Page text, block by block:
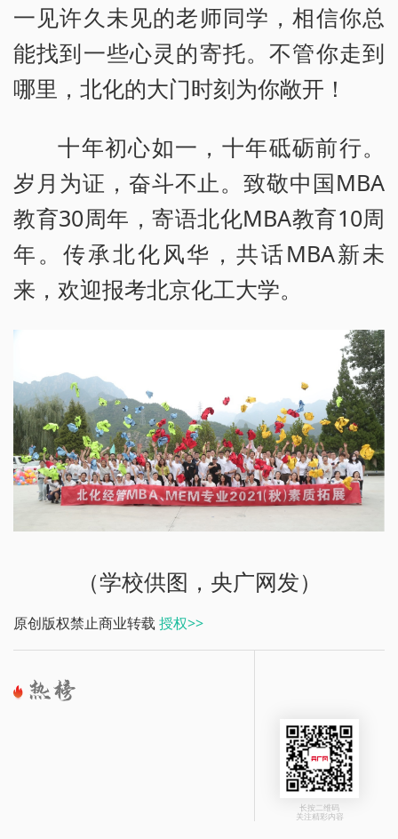
一见许久未见的老师同学，相信你总
能找到一些心灵的寄托。不管你走到
哪里，北化的大门时刻为你敞开！
十年初心如一，十年砥砺前行。
岁月为证，奋斗不止。致敬中国MBA
教育30周年，寄语北化MBA教育10周
年。传承北化风华，共话MBA新未
来，欢迎报考北京化工大学。
（学校供图，央广网发）
原创版权禁止商业转载 授权>>
长按二维码
关注精彩内容